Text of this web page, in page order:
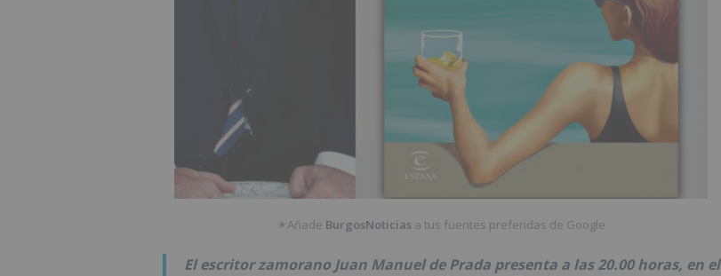
★Añade BurgosNoticias a tus fuentes preferidas de Google
El escritor zamorano Juan Manuel de Prada presenta a las 20.00 horas, en el